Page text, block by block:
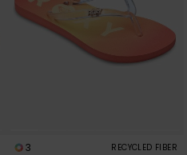
3 RECYCLED FIBER